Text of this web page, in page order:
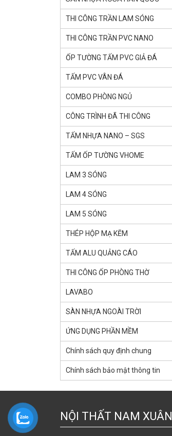
TB2
THI CÔNG TRẦN LAM SÓNG
THI CÔNG TRẦN PVC NANO
ỐP TƯỜNG TẤM PVC GIẢ ĐÁ
TẤM PVC VÂN ĐÁ
COMBO PHÒNG NGỦ
CÔNG TRÌNH ĐÃ THI CÔNG
TẤM NHỰA NANO – SGS
TẤM ỐP TƯỜNG VHOME
LAM 3 SÓNG
LAM 4 SÓNG
LAM 5 SÓNG
THÉP HỘP MẠ KẼM
TẤM ALU QUẢNG CÁO
THI CÔNG ỐP PHÒNG THỜ
LAVABO
SÀN NHỰA NGOÀI TRỜI
ỨNG DỤNG PHẦN MỀM
Chính sách quy định chung
Chính sách bảo mật thông tin
NỘI THẤT NAM XUÂN